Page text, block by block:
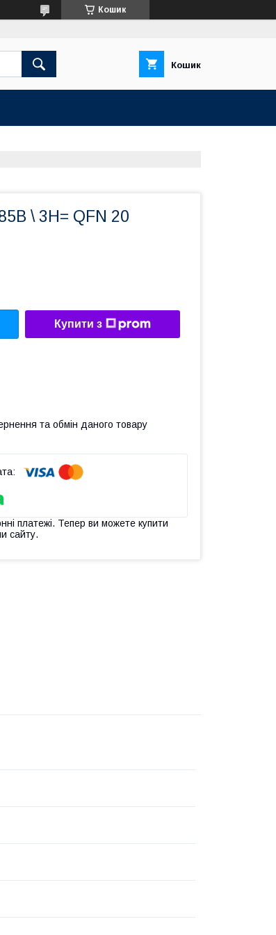
Кошик
Кошик
\ 3H= QFN 20
Купити з
та обмін даного товару
платежі. Тепер ви можете купити
сайту.